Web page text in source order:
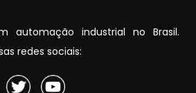
automação industrial no Brasil.
redes sociais: